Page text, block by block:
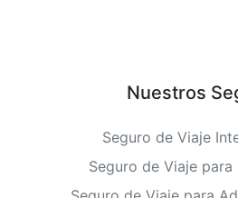
Nuestros
Seguro de Viaje
Seguro de Viaje para